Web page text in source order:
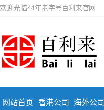
欢迎光临44年老字号百利来官网
网站首页 香港公司 海外公司